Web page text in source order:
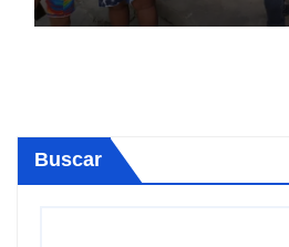
Buscar